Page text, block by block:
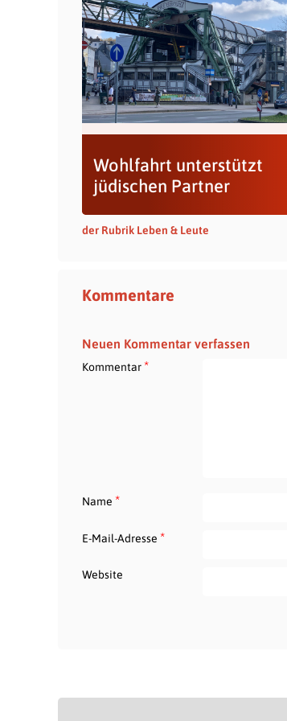
Wohlfahrt unterstützt
jüdischen Partner
der Rubrik Leben & Leute
Kommentare
Neuen Kommentar verfassen
Kommentar*
Name *
E-Mail-Adresse *
Website